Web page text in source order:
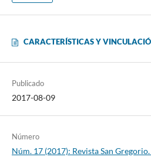
CARACTERÍSTICAS Y
Publicado
2017-08-09
Número
Núm. 17 (2017): Revista San